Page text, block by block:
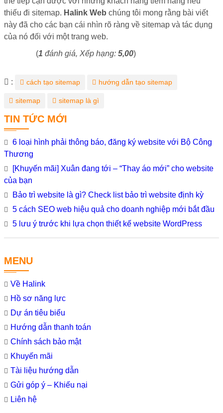
TIN TỨC MỚI
6 loại hình phải thông báo, đăng ký website với Bộ Công
Thương
[Khuyến mãi] Xuân đang tới – “Thay áo mới” cho website
của bạn
Bảo trì website là gì? Check list bảo trì website định kỳ
5 cách SEO web hiệu quả cho doanh nghiệp mới bắt đầu
5 lưu ý trước khi lựa chọn thiết kế website WordPress
MENU
Về Halink
Hồ sơ năng lực
Dự án tiêu biểu
Hướng dẫn thanh toán
Chính sách bảo mật
Khuyến mãi
Tài liệu hướng dẫn
Gửi góp ý – Khiếu nại
Liên hệ
thiếu đi sitemap. Halink Web chúng tôi mong rằng bài viết
này đã cho các bạn cái nhìn rõ ràng về sitemap và tác dụng
của nó đối với một trang web.
(1 đánh giá, Xếp hạng: 5,00)
Từ
: cách tạo sitemap hướng dẫn tạo sitemap
sitemap sitemap là gì